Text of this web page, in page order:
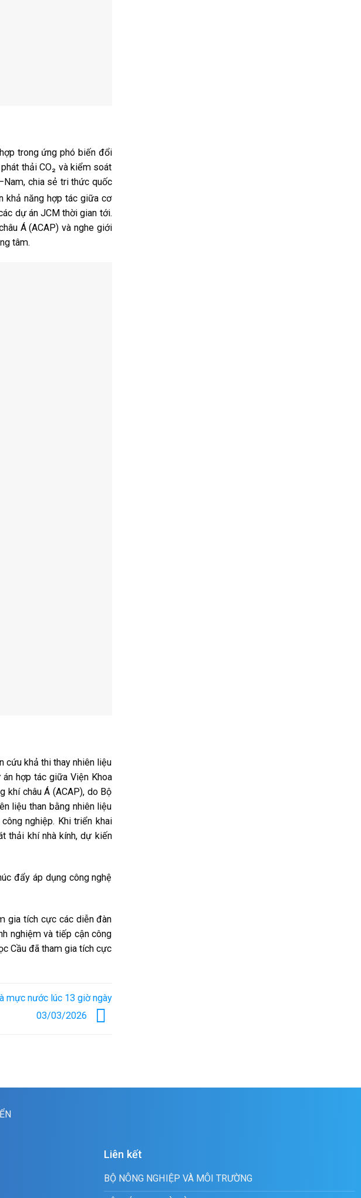
trong ứng phó biến đổi
thải CO₂ và kiểm soát
chia sẻ tri thức quốc
khả năng hợp tác giữa cơ
dự án JCM thời gian tới.
Á (ACAP) và nghe giới
tâm.
cứu khả thi thay nhiên liệu
hợp tác giữa Viện Khoa
khí châu Á (ACAP), do Bộ
liệu than bằng nhiên liệu
nghiệp. Khi triển khai
thải khí nhà kính, dự kiến
đẩy áp dụng công nghệ
gia tích cực các diễn đàn
nghiệm và tiếp cận công
Cầu đã tham gia tích cực
mực nước lúc 13 giờ ngày
03/03/2026
Liên kết
BỘ NÔNG NGHIỆP VÀ MÔI TRƯỜNG